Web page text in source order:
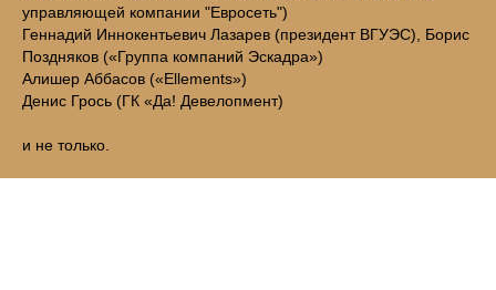
управляющей компании "Евросеть")
Геннадий Иннокентьевич Лазарев (президент ВГУЭС), Борис
Поздняков («Группа компаний Эскадра»)
Алишер Аббасов («Ellements»)
Денис Грось (ГК «Да! Девелопмент)
и не только.